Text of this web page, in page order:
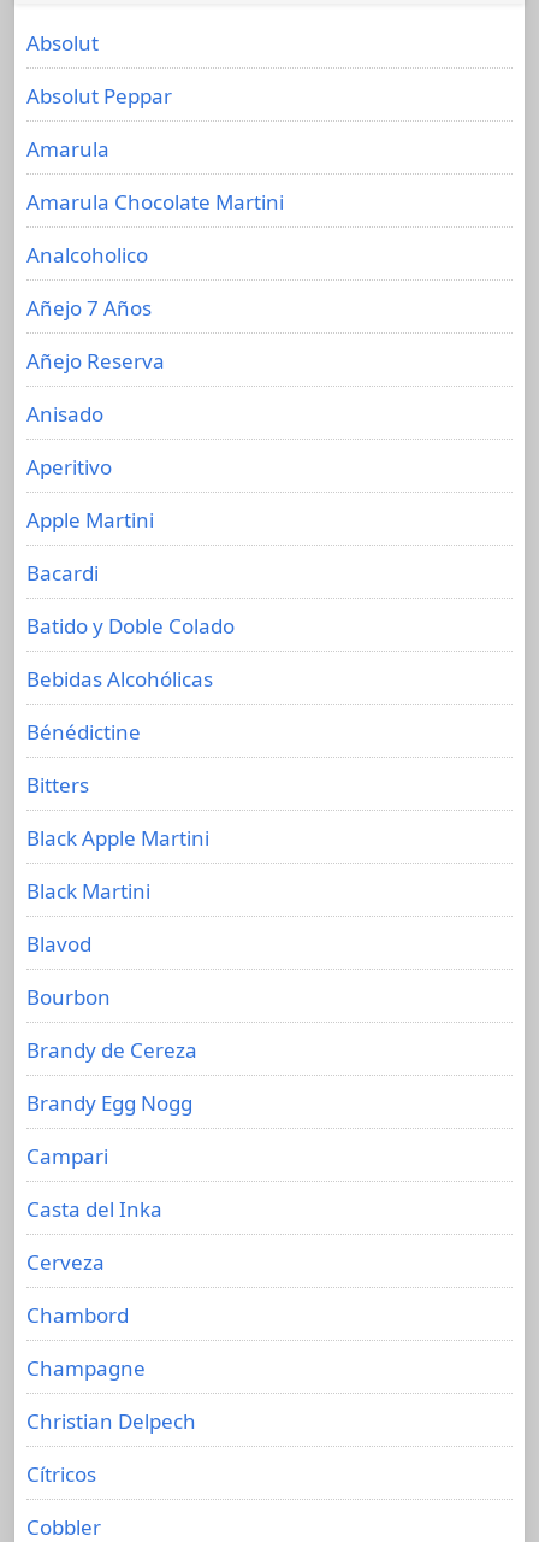
Absolut
Absolut Peppar
Amarula
Amarula Chocolate Martini
Analcoholico
Añejo 7 Años
Añejo Reserva
Anisado
Aperitivo
Apple Martini
Bacardi
Batido y Doble Colado
Bebidas Alcohólicas
Bénédictine
Bitters
Black Apple Martini
Black Martini
Blavod
Bourbon
Brandy de Cereza
Brandy Egg Nogg
Campari
Casta del Inka
Cerveza
Chambord
Champagne
Christian Delpech
Cítricos
Cobbler